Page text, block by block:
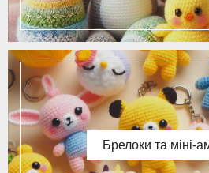
Брелоки та міні-